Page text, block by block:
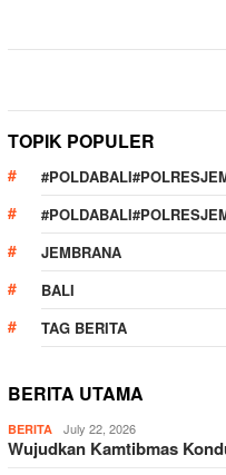
TOPIK POPULER
JEMBRANA
BALI
TAG BERITA
BERITA UTAMA
BERITA July 22, 2026
Wujudkan Kamtibmas